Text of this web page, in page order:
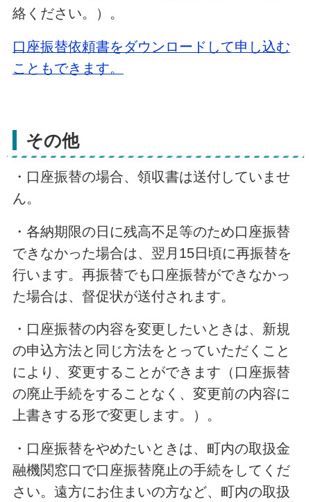
絡ください。）。
口座振替依頼書をダウンロードして申し込む
こともできます。
その他
・口座振替の場合、領収書は送付していませ
ん。
・各納期限の日に残高不足等のため口座振替
できなかった場合は、翌月15日頃に再振替を
行います。再振替でも口座振替ができなかっ
た場合は、督促状が送付されます。
・口座振替の内容を変更したいときは、新規
の申込方法と同じ方法をとっていただくこと
により、変更することができます（口座振替
の廃止手続をすることなく、変更前の内容に
上書きする形で変更します。）。
・口座振替をやめたいときは、町内の取扱金
融機関窓口で口座振替廃止の手続をしてくだ
さい。遠方にお住まいの方など、町内の取扱